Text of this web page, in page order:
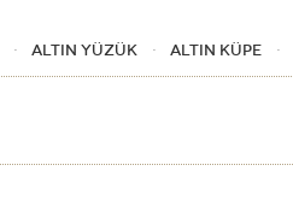
ALTIN YÜZÜK ALTIN KÜPE